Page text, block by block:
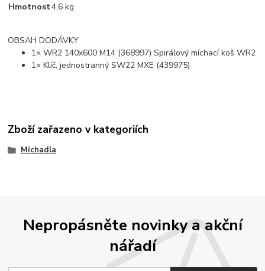
Hmotnost4,6 kg
OBSAH DODÁVKY
1× WR2 140x600 M14 (368997) Spirálový míchací koš WR2
1× Klíč, jednostranný SW22 MXE (439975)
Zboží zařazeno v kategoriích
Míchadla
Nepropásněte novinky a akční
nářadí